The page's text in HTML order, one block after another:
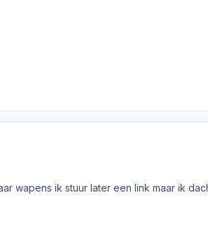
wapens ik stuur later een link maar ik